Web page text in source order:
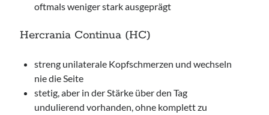
oftmals weniger stark ausgeprägt
Hercrania Continua (HC)
streng unilaterale Kopfschmerzen und wechseln
nie die Seite
stetig, aber in der Stärke über den Tag
undulierend vorhanden, ohne komplett zu